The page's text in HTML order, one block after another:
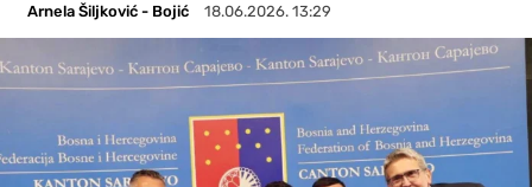
Arnela Šiljković - Bojić 18.06.2026. 13:29